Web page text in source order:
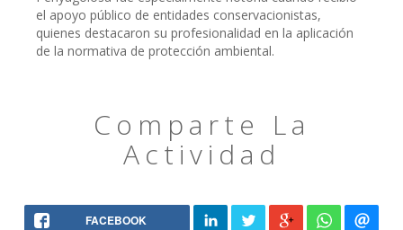
el apoyo público de entidades conservacionistas,
quienes destacaron su profesionalidad en la aplicación
de la normativa de protección ambiental.
Comparte La
Actividad
FACEBOOK